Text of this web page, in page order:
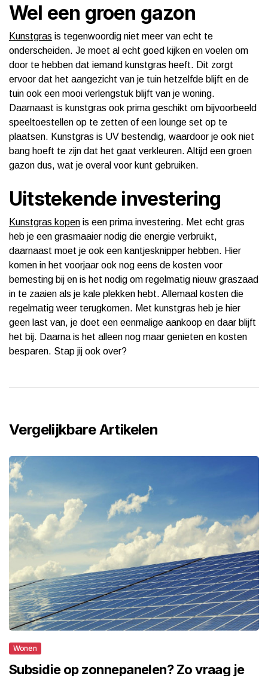
Wel een groen gazon
Kunstgras is tegenwoordig niet meer van echt te
onderscheiden. Je moet al echt goed kijken en voelen om
door te hebben dat iemand kunstgras heeft. Dit zorgt
ervoor dat het aangezicht van je tuin hetzelfde blijft en de
tuin ook een mooi verlengstuk blijft van je woning.
Daarnaast is kunstgras ook prima geschikt om bijvoorbeeld
speeltoestellen op te zetten of een lounge set op te
plaatsen. Kunstgras is UV bestendig, waardoor je ook niet
bang hoeft te zijn dat het gaat verkleuren. Altijd een groen
gazon dus, wat je overal voor kunt gebruiken.
Uitstekende investering
Kunstgras kopen is een prima investering. Met echt gras
heb je een grasmaaier nodig die energie verbruikt,
daarnaast moet je ook een kantjesknipper hebben. Hier
komen in het voorjaar ook nog eens de kosten voor
bemesting bij en is het nodig om regelmatig nieuw graszaad
in te zaaien als je kale plekken hebt. Allemaal kosten die
regelmatig weer terugkomen. Met kunstgras heb je hier
geen last van, je doet een eenmalige aankoop en daar blijft
het bij. Daarna is het alleen nog maar genieten en kosten
besparen. Stap jij ook over?
Vergelijkbare Artikelen
Wonen
Subsidie op zonnepanelen? Zo vraag je